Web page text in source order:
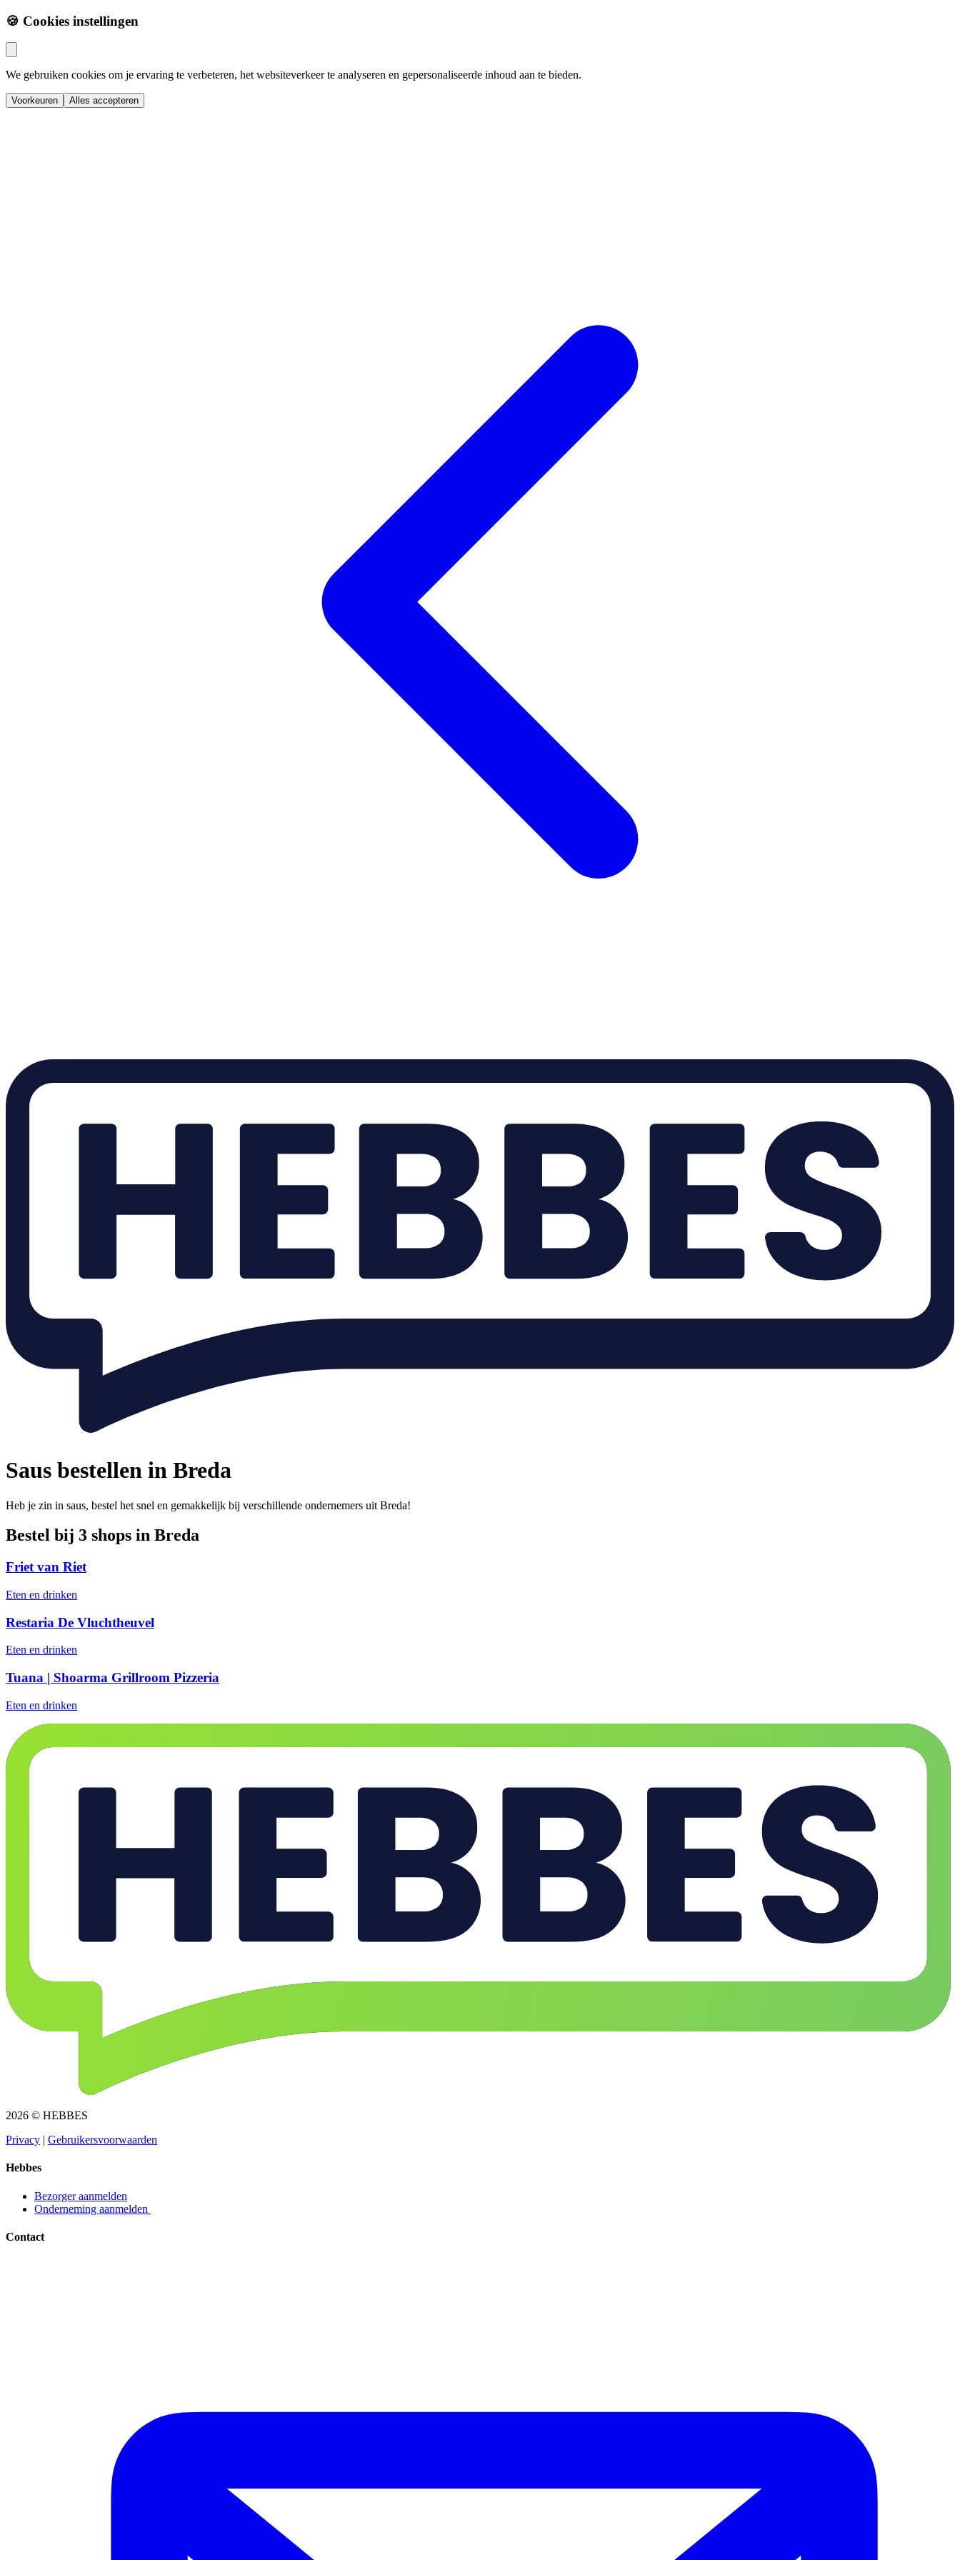
🍪 Cookies instellingen
We gebruiken cookies om je ervaring te verbeteren, het websiteverkeer te analyseren en gepersonaliseerde inhoud aan te bieden.
Voorkeuren Alles accepteren
Saus bestellen in Breda
Heb je zin in saus, bestel het snel en gemakkelijk bij verschillende ondernemers uit Breda!
Bestel bij 3 shops in Breda
Friet van Riet
Eten en drinken
Restaria De Vluchtheuvel
Eten en drinken
Tuana | Shoarma Grillroom Pizzeria
Eten en drinken
2026 © HEBBES
Privacy​​​​‌ ‍ ​‍​‍‌‍ ‌ ​‍‌‍‍‌‌‍‌ ‌‍‍‌‌‍ ‍​‍​‍​ ‍‍​‍​‍‌ ​ ‌‍​‌‌‍ ‍‌‍‍‌‌ ‌​‌ ‍‌​‍ ‍‌‍‍‌‌‍ ​‍​‍​‍ ​​‍​‍‌‍‍​‌ ​‍‌‍‌‌‌‍‌‍​‍​‍​ ‍‍​‍​‍‌‍‍​‌ ‌​‌ ‌​‌ ​​​ ‍‍​‍ ​‍ ‌‍ ​‌‍ ‌‍​ ‌‍​‌‌‍ ​‌‍‍​‌‍ ‌ ​ ‌ ‌​​ ‍‍​ ​ ​ ​ ​ ​ ​ ​ ​‍ ‌‍‍‌‌‍ ‍‌ ‌​‌‍‌‌‌‍ ‍‌ ‌​​‍ ‌‍‌‌‌‍‌​‌‍‍‌‌ ‌​​‍ ‌‍ ‌‌‍ ‌‍‌​‌‍‌‌​ ‌‌ ​​‌ ​‍‌‍‌‌‌ ​ ‌‍‌‌‌‍ ‍‌ ‌​‌‍​‌‌ ‌​‌‍‍‌‌‍ ‌‍ ‍​ ‍ ‌‍‍‌‌‍‌​​ ‌‌‍‌ ‌‍ ​‌‍ ‌‍​‍‌‍​‌‌‍ ​​ ‍ ‌ ‌​‌ ‍‌‌ ​​‌‍‌‌​ ‌‌‍‌ ‌‍ ​‌‍ ‌‍​‍‌‍​‌‌‍ ​​ ‍ ‌ ​​‌‍​‌‌ ‌​‌‍‍​​ ‌‌‍‌‍‌‍ ‌‍ ‌ ‌​‌‍‌‌‌ ​‍​‍ ‍‌‍ ​‌‍‌‌‌‍‌ ‌‍​‌‌‍ ​​‍‌‌​ ‌‌‌​​‍‌‌ ‌‍‍ ‌‍‌‌‌ ‍‌​‍‌‌​ ​ ‌​‌​​‍‌‌​ ​ ‌​‌​​‍‌‌​ ​‍​ ​‍​ ​‌​ ‍​‌‍‌‌​ ‌‍‌‍‌​‌‍‌‌‌‍‌‌​ ‌‍​ ​ ​ ‍‌​ ‌‌​ ‌​​‍‌‌​ ​‍​ ​‍​‍‌‌​ ‌‌‌​‌​​‍ ‍‌‍ ​‌‍​‌‌‍​‍‌‍‌‌‌‍ ​​ ‌‍​‍‌‍​‌‌ ​ ‌‍‌‌‌‌‌‌‌ ​‍‌‍ ​​ ‌‌‍‍​‌ ‌​‌ ‌​‌ ​​​‍‌‌​ ​ ‌​​‌​‍‌‌​ ​‍‌​‌‍​‍‌‌​ ​‍‌​‌‍‌‍ ​‌‍ ‌‍​ ‌‍​‌‌‍ ​‌‍‍​‌‍ ‌ ​ ‌ ‌​​‍‌‌​ ​ ‌​​‌​ ​ ​ ​ ​ ​ ​ ​ ​‍‌‍‌‍‍‌‌‍‌​​ ‌‌‍‌ ‌‍ ​‌‍ ‌‍​‍‌‍​‌‌‍ ​​‍‌‍‌ ‌​‌ ‍‌‌ ​​‌‍‌‌​ ‌‌‍‌ ‌‍ ​‌‍ ‌‍​‍‌‍​‌‌‍ ​​‍‌‍‌ ​​‌‍​‌‌ ‌​‌‍‍​​ ‌‌‍‌‍‌‍ ‌‍ ‌ ‌​‌‍‌‌‌ ​‍​‍ ‍‌‍ ​‌‍‌‌‌‍‌ ‌‍​‌‌‍ ​​‍‌‌​ ‌‌‌​​‍‌‌ ‌‍‍ ‌‍‌‌‌ ‍‌​‍‌‌​ ​ ‌​‌​​‍‌‌​ ​ ‌​‌​​‍‌‌​ ​‍​ ​‍​ ​‌​ ‍​‌‍‌‌​ ‌‍‌‍‌​‌‍‌‌‌‍‌‌​ ‌‍​ ​ ​ ‍‌​ ‌‌​ ‌​​‍‌‌​ ​‍​ ​‍​‍‌‌​ ‌‌‌​‌​​‍ ‍‌‍ ​‌‍​‌‌‍​‍‌‍‌‌‌‍ ​​‍‌‍‌ ​​‌‍‌‌‌ ​‍‌ ​ ‌ ​​‌‍‌‌‌‍​ ‌ ‌​‌‍‍‌‌ ‌‍‌‍‌‌​ ‌‌ ​​‌ ‌‌‌‍​‍‌‍ ​‌‍‍‌‌ ​ ‌‍‍​‌‍‌‌‌‍‌​​‍​‍‌ ‌ | Gebruikersvoorwaarden​​​​‌ ‍ ​‍​‍‌‍ ‌ ​‍‌‍‍‌‌‍‌ ‌‍‍‌‌‍ ‍​‍​‍​ ‍‍​‍​‍‌ ​ ‌‍​‌‌‍ ‍‌‍‍‌‌ ‌​‌ ‍‌​‍ ‍‌‍‍‌‌‍ ​‍​‍​‍ ​​‍​‍‌‍‍​‌ ​‍‌‍‌‌‌‍‌‍​‍​‍​ ‍‍​‍​‍‌‍‍​‌ ‌​‌ ‌​‌ ​​​ ‍‍​‍ ​‍ ‌‍ ​‌‍ ‌‍​ ‌‍​‌‌‍ ​‌‍‍​‌‍ ‌ ​ ‌ ‌​​ ‍‍​ ​ ​ ​ ​ ​ ​ ​ ​‍ ‌‍‍‌‌‍ ‍‌ ‌​‌‍‌‌‌‍ ‍‌ ‌​​‍ ‌‍‌‌‌‍‌​‌‍‍‌‌ ‌​​‍ ‌‍ ‌‌‍ ‌‍‌​‌‍‌‌​ ‌‌ ​​‌ ​‍‌‍‌‌‌ ​ ‌‍‌‌‌‍ ‍‌ ‌​‌‍​‌‌ ‌​‌‍‍‌‌‍ ‌‍ ‍​ ‍ ‌‍‍‌‌‍‌​​ ‌‌‍‌ ‌‍ ​‌‍ ‌‍​‍‌‍​‌‌‍ ​​ ‍ ‌ ‌​‌ ‍‌‌ ​​‌‍‌‌​ ‌‌‍‌ ‌‍ ​‌‍ ‌‍​‍‌‍​‌‌‍ ​​ ‍ ‌ ​​‌‍​‌‌ ‌​‌‍‍​​ ‌‌‍‌‍‌‍ ‌‍ ‌ ‌​‌‍‌‌‌ ​‍​‍ ‍‌‍ ​‌‍‌‌‌‍‌ ‌‍​‌‌‍ ​​‍‌‌​ ‌‌‌​​‍‌‌ ‌‍‍ ‌‍‌‌‌ ‍‌​‍‌‌​ ​ ‌​‌​​‍‌‌​ ​ ‌​‌​​‍‌‌​ ​‍​ ​‍​ ​​‌‍​ ‌‍‌‍​ ‌‍​ ‌​‌‍‌​​ ​ ‌‍‌‌​ ​ ​ ​‌​ ‍‌​ ​‍​‍‌‌​ ​‍​ ​‍​‍‌‌​ ‌‌‌​‌​​‍ ‍‌‍ ​‌‍​‌‌‍​‍‌‍‌‌‌‍ ​​ ‌‍​‍‌‍​‌‌ ​ ‌‍‌‌‌‌‌‌‌ ​‍‌‍ ​​ ‌‌‍‍​‌ ‌​‌ ‌​‌ ​​​‍‌‌​ ​ ‌​​‌​‍‌‌​ ​‍‌​‌‍​‍‌‌​ ​‍‌​‌‍‌‍ ​‌‍ ‌‍​ ‌‍​‌‌‍ ​‌‍‍​‌‍ ‌ ​ ‌ ‌​​‍‌‌​ ​ ‌​​‌​ ​ ​ ​ ​ ​ ​ ​ ​‍‌‍‌‍‍‌‌‍‌​​ ‌‌‍‌ ‌‍ ​‌‍ ‌‍​‍‌‍​‌‌‍ ​​‍‌‍‌ ‌​‌ ‍‌‌ ​​‌‍‌‌​ ‌‌‍‌ ‌‍ ​‌‍ ‌‍​‍‌‍​‌‌‍ ​​‍‌‍‌ ​​‌‍​‌‌ ‌​‌‍‍​​ ‌‌‍‌‍‌‍ ‌‍ ‌ ‌​‌‍‌‌‌ ​‍​‍ ‍‌‍ ​‌‍‌‌‌‍‌ ‌‍​‌‌‍ ​​‍‌‌​ ‌‌‌​​‍‌‌ ‌‍‍ ‌‍‌‌‌ ‍‌​‍‌‌​ ​ ‌​‌​​‍‌‌​ ​ ‌​‌​​‍‌‌​ ​‍​ ​‍​ ​​‌‍​ ‌‍‌‍​ ‌‍​ ‌​‌‍‌​​ ​ ‌‍‌‌​ ​ ​ ​‌​ ‍‌​ ​‍​‍‌‌​ ​‍​ ​‍​‍‌‌​ ‌‌‌​‌​​‍ ‍‌‍ ​‌‍​‌‌‍​‍‌‍‌‌‌‍ ​​‍‌‍‌ ​​‌‍‌‌‌ ​‍‌ ​ ‌ ​​‌‍‌‌‌‍​ ‌ ‌​‌‍‍‌‌ ‌‍‌‍‌‌​ ‌‌ ​​‌ ‌‌‌‍​‍‌‍ ​‌‍‍‌‌ ​ ‌‍‍​‌‍‌‌‌‍‌​​‍​‍‌ ‌
Hebbes
Bezorger aanmelden​​​​‌ ‍ ​‍​‍‌‍ ‌ ​‍‌‍‍‌‌‍‌ ‌‍‍‌‌‍ ‍​‍​‍​ ‍‍​‍​‍‌ ​ ‌‍​‌‌‍ ‍‌‍‍‌‌ ‌​‌ ‍‌​‍ ‍‌‍‍‌‌‍ ​‍​‍​‍ ​​‍​‍‌‍‍​‌ ​‍‌‍‌‌‌‍‌‍​‍​‍​ ‍‍​‍​‍‌‍‍​‌ ‌​‌ ‌​‌ ​​​ ‍‍​‍ ​‍ ‌‍ ​‌‍ ‌‍​ ‌‍​‌‌‍ ​‌‍‍​‌‍ ‌ ​ ‌ ‌​​ ‍‍​ ​ ​ ​ ​ ​ ​ ​ ​‍ ‌‍‍‌‌‍ ‍‌ ‌​‌‍‌‌‌‍ ‍‌ ‌​​‍ ‌‍‌‌‌‍‌​‌‍‍‌‌ ‌​​‍ ‌‍ ‌‌‍ ‌‍‌​‌‍‌‌​ ‌‌ ​​‌ ​‍‌‍‌‌‌ ​ ‌‍‌‌‌‍ ‍‌ ‌​‌‍​‌‌ ‌​‌‍‍‌‌‍ ‌‍ ‍​ ‍ ‌‍‍‌‌‍‌​​ ‌‌‍‌ ‌‍ ​‌‍ ‌‍​‍‌‍​‌‌‍ ​​ ‍ ‌ ‌​‌ ‍‌‌ ​​‌‍‌‌​ ‌‌‍‌ ‌‍ ​‌‍ ‌‍​‍‌‍​‌‌‍ ​​ ‍ ‌ ​​‌‍​‌‌ ‌​‌‍‍​​ ‌‌‍‌‍‌‍ ‌‍ ‌ ‌​‌‍‌‌‌ ​‍​‍ ‍‌ ​​‌‍​‌‌‍‌ ‌‍‌‌‌ ​ ​‍‌‌​ ‌‌‌​​‍‌‌ ‌‍‍ ‌‍‌‌‌ ‍‌​‍‌‌​ ​ ‌​‌​​‍‌‌​ ​ ‌​‌​​‍‌‌​ ​‍​ ​‍​ ‌ ​ ​‌‌‍​‍‌‍​ ​ ‌‌​ ‌ ​ ​‌​ ​‍​ ‌​​ ​​‌‍‌‌​ ‍‌​‍‌‌​ ​‍​ ​‍​‍‌‌​ ‌‌‌​‌​​‍ ‍‌‍ ​‌‍​‌‌‍​‍‌‍‌‌‌‍ ​​ ‌‍​‍‌‍​‌‌ ​ ‌‍‌‌‌‌‌‌‌ ​‍‌‍ ​​ ‌‌‍‍​‌ ‌​‌ ‌​‌ ​​​‍‌‌​ ​ ‌​​‌​‍‌‌​ ​‍‌​‌‍​‍‌‌​ ​‍‌​‌‍‌‍ ​‌‍ ‌‍​ ‌‍​‌‌‍ ​‌‍‍​‌‍ ‌ ​ ‌ ‌​​‍‌‌​ ​ ‌​​‌​ ​ ​ ​ ​ ​ ​ ​ ​‍‌‍‌‍‍‌‌‍‌​​ ‌‌‍‌ ‌‍ ​‌‍ ‌‍​‍‌‍​‌‌‍ ​​‍‌‍‌ ‌​‌ ‍‌‌ ​​‌‍‌‌​ ‌‌‍‌ ‌‍ ​‌‍ ‌‍​‍‌‍​‌‌‍ ​​‍‌‍‌ ​​‌‍​‌‌ ‌​‌‍‍​​ ‌‌‍‌‍‌‍ ‌‍ ‌ ‌​‌‍‌‌‌ ​‍​‍ ‍‌ ​​‌‍​‌‌‍‌ ‌‍‌‌‌ ​ ​‍‌‌​ ‌‌‌​​‍‌‌ ‌‍‍ ‌‍‌‌‌ ‍‌​‍‌‌​ ​ ‌​‌​​‍‌‌​ ​ ‌​‌​​‍‌‌​ ​‍​ ​‍​ ‌ ​ ​‌‌‍​‍‌‍​ ​ ‌‌​ ‌ ​ ​‌​ ​‍​ ‌​​ ​​‌‍‌‌​ ‍‌​‍‌‌​ ​‍​ ​‍​‍‌‌​ ‌‌‌​‌​​‍ ‍‌‍ ​‌‍​‌‌‍​‍‌‍‌‌‌‍ ​​‍‌‍‌ ​​‌‍‌‌‌ ​‍‌ ​ ‌ ​​‌‍‌‌‌‍​ ‌ ‌​‌‍‍‌‌ ‌‍‌‍‌‌​ ‌‌ ​​‌ ‌‌‌‍​‍‌‍ ​‌‍‍‌‌ ​ ‌‍‍​‌‍‌‌‌‍‌​​‍​‍‌ ‌
Onderneming aanmelden ​​​​‌ ‍ ​‍​‍‌‍ ‌ ​‍‌‍‍‌‌‍‌ ‌‍‍‌‌‍ ‍​‍​‍​ ‍‍​‍​‍‌ ​ ‌‍​‌‌‍ ‍‌‍‍‌‌ ‌​‌ ‍‌​‍ ‍‌‍‍‌‌‍ ​‍​‍​‍ ​​‍​‍‌‍‍​‌ ​‍‌‍‌‌‌‍‌‍​‍​‍​ ‍‍​‍​‍‌‍‍​‌ ‌​‌ ‌​‌ ​​​ ‍‍​‍ ​‍ ‌‍ ​‌‍ ‌‍​ ‌‍​‌‌‍ ​‌‍‍​‌‍ ‌ ​ ‌ ‌​​ ‍‍​ ​ ​ ​ ​ ​ ​ ​ ​‍ ‌‍‍‌‌‍ ‍‌ ‌​‌‍‌‌‌‍ ‍‌ ‌​​‍ ‌‍‌‌‌‍‌​‌‍‍‌‌ ‌​​‍ ‌‍ ‌‌‍ ‌‍‌​‌‍‌‌​ ‌‌ ​​‌ ​‍‌‍‌‌‌ ​ ‌‍‌‌‌‍ ‍‌ ‌​‌‍​‌‌ ‌​‌‍‍‌‌‍ ‌‍ ‍​ ‍ ‌‍‍‌‌‍‌​​ ‌‌‍‌ ‌‍ ​‌‍ ‌‍​‍‌‍​‌‌‍ ​​ ‍ ‌ ‌​‌ ‍‌‌ ​​‌‍‌‌​ ‌‌‍‌ ‌‍ ​‌‍ ‌‍​‍‌‍​‌‌‍ ​​ ‍ ‌ ​​‌‍​‌‌ ‌​‌‍‍​​ ‌‌‍‌‍‌‍ ‌‍ ‌ ‌​‌‍‌‌‌ ​‍​‍ ‍‌ ​​‌‍​‌‌‍‌ ‌‍‌‌‌ ​ ​‍‌‌​ ‌‌‌​​‍‌‌ ‌‍‍ ‌‍‌‌‌ ‍‌​‍‌‌​ ​ ‌​‌​​‍‌‌​ ​ ‌​‌​​‍‌‌​ ​‍​ ​‍​ ‌ ​ ‌ ​ ‍‌​ ​ ​ ​‌‌‍​ ‌‍​‌​ ‌‍​ ​‌‌‍​‍​ ‌‍‌‍​ ​‍‌‌​ ​‍​ ​‍​‍‌‌​ ‌‌‌​‌​​‍ ‍‌‍ ​‌‍​‌‌‍​‍‌‍‌‌‌‍ ​​ ‌‍​‍‌‍​‌‌ ​ ‌‍‌‌‌‌‌‌‌ ​‍‌‍ ​​ ‌‌‍‍​‌ ‌​‌ ‌​‌ ​​​‍‌‌​ ​ ‌​​‌​‍‌‌​ ​‍‌​‌‍​‍‌‌​ ​‍‌​‌‍‌‍ ​‌‍ ‌‍​ ‌‍​‌‌‍ ​‌‍‍​‌‍ ‌ ​ ‌ ‌​​‍‌‌​ ​ ‌​​‌​ ​ ​ ​ ​ ​ ​ ​ ​‍‌‍‌‍‍‌‌‍‌​​ ‌‌‍‌ ‌‍ ​‌‍ ‌‍​‍‌‍​‌‌‍ ​​‍‌‍‌ ‌​‌ ‍‌‌ ​​‌‍‌‌​ ‌‌‍‌ ‌‍ ​‌‍ ‌‍​‍‌‍​‌‌‍ ​​‍‌‍‌ ​​‌‍​‌‌ ‌​‌‍‍​​ ‌‌‍‌‍‌‍ ‌‍ ‌ ‌​‌‍‌‌‌ ​‍​‍ ‍‌ ​​‌‍​‌‌‍‌ ‌‍‌‌‌ ​ ​‍‌‌​ ‌‌‌​​‍‌‌ ‌‍‍ ‌‍‌‌‌ ‍‌​‍‌‌​ ​ ‌​‌​​‍‌‌​ ​ ‌​‌​​‍‌‌​ ​‍​ ​‍​ ‌ ​ ‌ ​ ‍‌​ ​ ​ ​‌‌‍​ ‌‍​‌​ ‌‍​ ​‌‌‍​‍​ ‌‍‌‍​ ​‍‌‌​ ​‍​ ​‍​‍‌‌​ ‌‌‌​‌​​‍ ‍‌‍ ​‌‍​‌‌‍​‍‌‍‌‌‌‍ ​​‍‌‍‌ ​​‌‍‌‌‌ ​‍‌ ​ ‌ ​​‌‍‌‌‌‍​ ‌ ‌​‌‍‍‌‌ ‌‍‌‍‌‌​ ‌‌ ​​‌ ‌‌‌‍​‍‌‍ ​‌‍‍‌‌ ​ ‌‍‍​‌‍‌‌‌‍‌​​‍​‍‌ ‌
Contact